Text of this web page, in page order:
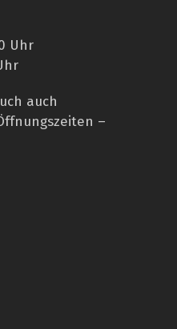
Uhr
auch
–